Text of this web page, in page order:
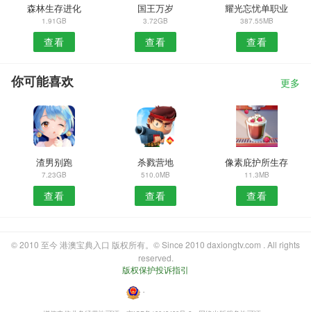
森林生存进化
1.91GB
查看
国王万岁
3.72GB
查看
耀光忘忧单职业
387.55MB
查看
你可能喜欢 更多
渣男别跑
7.23GB
查看
杀戮营地
510.0MB
查看
像素庇护所生存
11.3MB
查看
© 2010 至今 港澳宝典入口 版权所有。© Since 2010 daxiongtv.com . All rights
reserved.
版权保护投诉指引
・